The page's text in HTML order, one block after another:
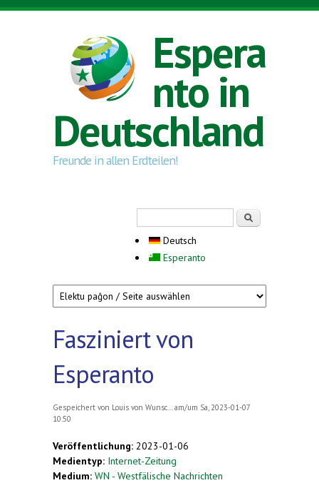
Direkt zum Inhalt
Espera
nto in
Deutschland
Freunde in allen Erdteilen!
Deutsch
Esperanto
Fasziniert von
Esperanto
Gespeichert von Louis von Wunsc...
am/um Sa, 2023-01-07
10:50
Veröffentlichung: 2023-01-06
Medientyp: Internet-Zeitung
Medium: WN - Westfälische Nachrichten